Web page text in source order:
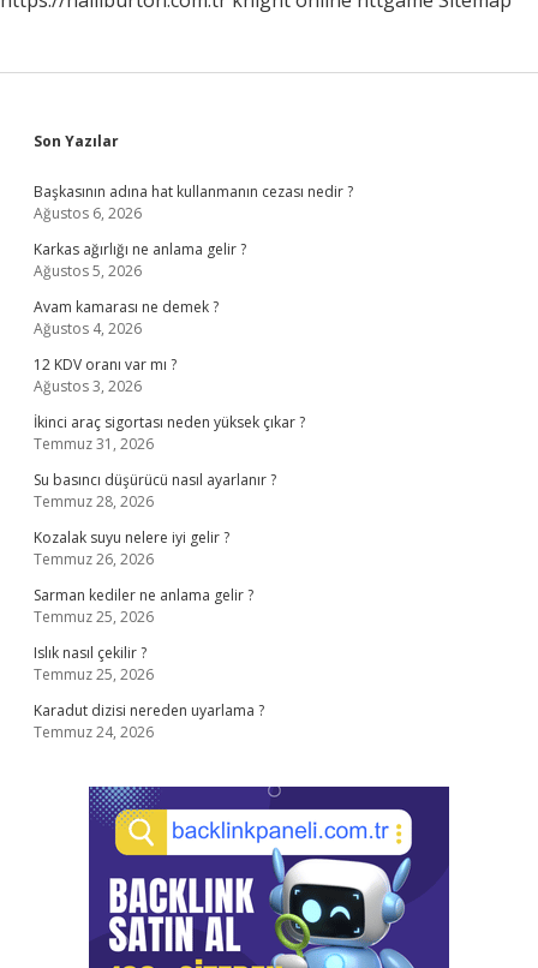
Sidebar
Son Yazılar
Başkasının adına hat kullanmanın cezası nedir ?
Ağustos 6, 2026
Karkas ağırlığı ne anlama gelir ?
Ağustos 5, 2026
Avam kamarası ne demek ?
Ağustos 4, 2026
12 KDV oranı var mı ?
Ağustos 3, 2026
İkinci araç sigortası neden yüksek çıkar ?
Temmuz 31, 2026
Su basıncı düşürücü nasıl ayarlanır ?
Temmuz 28, 2026
Kozalak suyu nelere iyi gelir ?
Temmuz 26, 2026
Sarman kediler ne anlama gelir ?
Temmuz 25, 2026
Islık nasıl çekilir ?
Temmuz 25, 2026
Karadut dizisi nereden uyarlama ?
Temmuz 24, 2026